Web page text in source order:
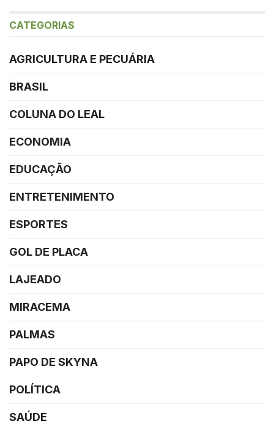
CATEGORIAS
AGRICULTURA E PECUÁRIA
BRASIL
COLUNA DO LEAL
ECONOMIA
EDUCAÇÃO
ENTRETENIMENTO
ESPORTES
GOL DE PLACA
LAJEADO
MIRACEMA
PALMAS
PAPO DE SKYNA
POLÍTICA
SAÚDE